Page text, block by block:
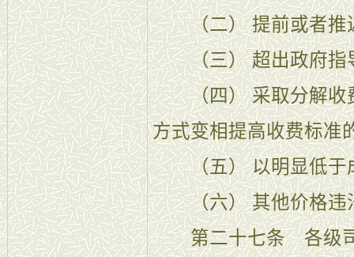
（二） 提前或者推
（三） 超出政府指
（四） 采取分解收费
方式变相提高收费标准
（五） 以明显低于成
（六） 其他价格违
第二十七条 各级司